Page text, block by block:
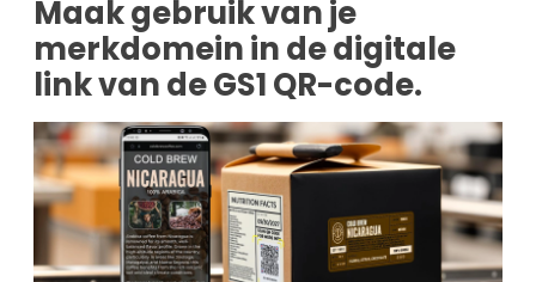
Maak gebruik van je
merkdomein in de digitale
link van de GS1 QR-code.